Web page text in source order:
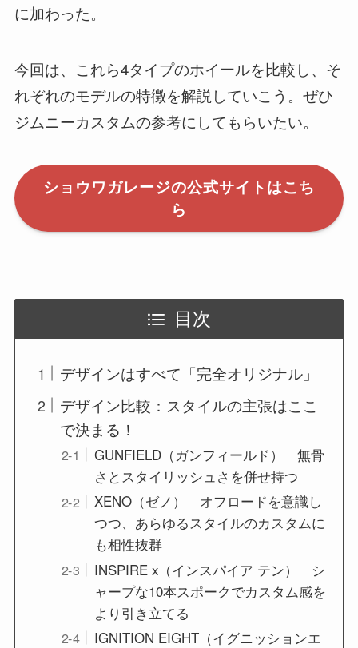
に加わった。
今回は、これら4タイプのホイールを比較し、そ
れぞれのモデルの特徴を解説していこう。ぜひ
ジムニーカスタムの参考にしてもらいたい。
ショウワガレージの公式サイトはこち
ら
目次
デザインはすべて「完全オリジナル」
デザイン比較：スタイルの主張はここ
で決まる！
GUNFIELD（ガンフィールド） 無骨
さとスタイリッシュさを併せ持つ
XENO（ゼノ） オフロードを意識し
つつ、あらゆるスタイルのカスタムに
も相性抜群
INSPIRE x（インスパイア テン） シ
ャープな10本スポークでカスタム感を
より引き立てる
IGNITION EIGHT（イグニッションエ